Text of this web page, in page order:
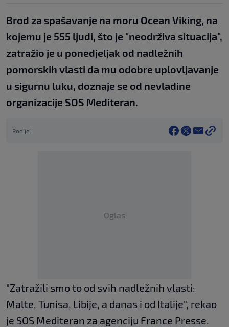
Brod za spašavanje na moru Ocean Viking, na
kojemu je 555 ljudi, što je "neodrživa situacija",
zatražio je u ponedjeljak od nadležnih
pomorskih vlasti da mu odobre uplovljavanje
u sigurnu luku, doznaje se od nevladine
organizacije SOS Mediteran.
Podijeli
Oglas
"Zatražili smo to od svih nadležnih vlasti:
Malte, Tunisa, Libije, a danas i od Italije", rekao
je SOS Mediteran za agenciju France Presse.